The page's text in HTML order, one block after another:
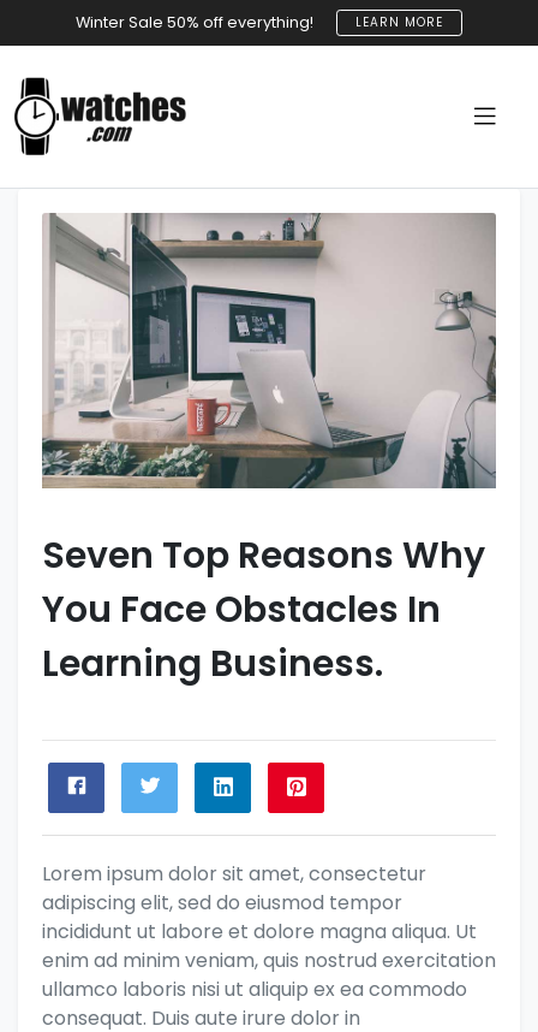
Winter Sale 50% off everything! LEARN MORE
Seven Top Reasons Why
You Face Obstacles In
Learning Business.
Lorem ipsum dolor sit amet, consectetur
adipiscing elit, sed do eiusmod tempor
incididunt ut labore et dolore magna aliqua. Ut
enim ad minim veniam, quis nostrud exercitation
ullamco laboris nisi ut aliquip ex ea commodo
consequat. Duis aute irure dolor in